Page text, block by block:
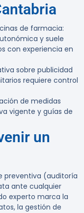
de farmacia:
y suele
con experiencia en
sobre publicidad
requiere control
de medidas
vigente y guías de
un
preventiva (auditoría
ante cualquier
experto marca la
la gestión de